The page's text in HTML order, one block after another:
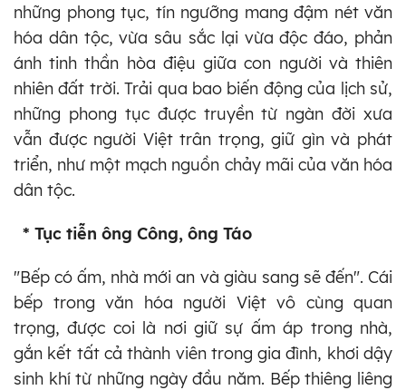
những phong tục, tín ngưỡng mang đậm nét văn
hóa dân tộc, vừa sâu sắc lại vừa độc đáo, phản
ánh tinh thần hòa điệu giữa con người và thiên
nhiên đất trời. Trải qua bao biến động của lịch sử,
những phong tục được truyền từ ngàn đời xưa
vẫn được người Việt trân trọng, giữ gìn và phát
triển, như một mạch nguồn chảy mãi của văn hóa
dân tộc.
* Tục tiễn ông Công, ông Táo
"Bếp có ấm, nhà mới an và giàu sang sẽ đến". Cái
bếp trong văn hóa người Việt vô cùng quan
trọng, được coi là nơi giữ sự ấm áp trong nhà,
gắn kết tất cả thành viên trong gia đình, khơi dậy
sinh khí từ những ngày đầu năm. Bếp thiêng liêng